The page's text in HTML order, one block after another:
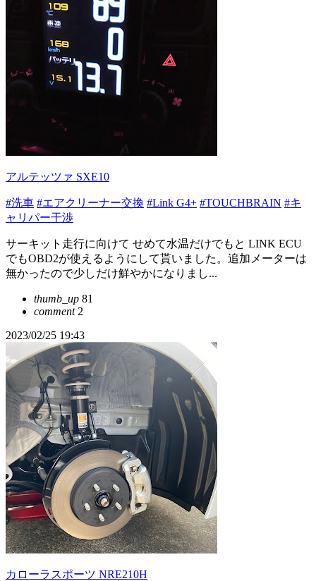
アルテッツァ SXE10
#洗車 #エアクリーナー交換 #Link G4+ #TOUCHBRAIN #キ
ャリパー干渉
サーキット走行に向けて せめて水温だけでもと LINK ECU
でもOBD2が使えるようにして貰いました。追加メーターは
無かったので少しだけ鮮やかになりまし...
thumb_up 81
comment2
2023/02/25 19:43
カローラスポーツ NRE210H